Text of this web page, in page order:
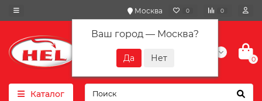
Москва
Ваш город — Москва?
0 0
+7(901) 417-10-01
0
Каталог